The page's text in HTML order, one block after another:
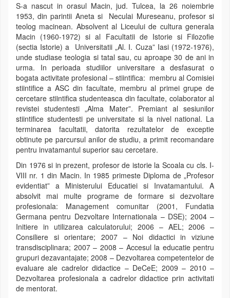
S-a nascut in orasul Macin, jud. Tulcea, la 26 noiembrie
1953, din parintii Aneta si Neculai Mureseanu, profesor si
teolog macinean. Absolvent al Liceului de cultura generala
Macin (1960-1972) si al Facultatii de Istorie si Filozofie
(sectia Istorie) a Universitatii „Al. I. Cuza” Iasi (1972-1976),
unde studiase teologia si tatal sau, cu aproape 30 de ani in
urma. In perioada studiilor universitare a desfasurat o
bogata activitate profesional – stiintifica: membru al Comisiei
stiintifice a ASC din facultate, membru al primei grupe de
cercetare stiintifica studenteasca din facultate, colaborator al
revistei studentesti „Alma Mater”. Premiant al sesiunilor
stiintifice studentesti pe universitate si la nivel national. La
terminarea facultatii, datorita rezultatelor de exceptie
obtinute pe parcursul anilor de studiu, a primit recomandare
pentru invatamantul superior sau cercetare.
Din 1976 si in prezent, profesor de istorie la Scoala cu cls. I-
VIII nr. 1 din Macin. In 1985 primeste Diploma de „Profesor
evidentiat” a Ministerului Educatiei si Invatamantului. A
absolvit mai multe programe de formare si dezvoltare
profesionala: Management comunitar (2001, Fundatia
Germana pentru Dezvoltare Internationala – DSE); 2004 –
Initiere in utilizarea calculatorului; 2006 – AEL; 2006 –
Consiliere si orientare; 2007 – Noi didactici in viziune
transdisciplinara; 2007 – 2008 – Accesul la educatie pentru
grupuri dezavantajate; 2008 – Dezvoltarea competentelor de
evaluare ale cadrelor didactice – DeCeE; 2009 – 2010 –
Dezvoltarea profesionala a cadrelor didactice prin activitati
de mentorat.